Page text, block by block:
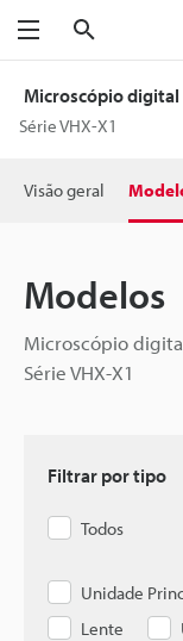
Menu
Microscópio digital
Série VHX-X1
Visão geral
Modelos
Microscópio
Série VHX-X1
Filtrar por tipo
Todos
Unidade
Lente